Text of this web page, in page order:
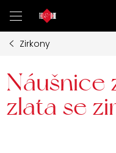
na
obsah
Zirkony
Náušnice
zlata se